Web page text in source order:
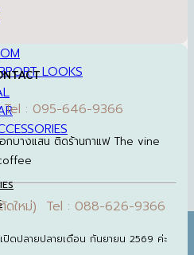
LOOKS
Tel : 095-646-9366
กบางแสน ติดร้านกาแฟ The vine
ดใหม่) Tel : 088-626-9366
ดปลายปลายเดือน กันยายน 2569 ค่ะ